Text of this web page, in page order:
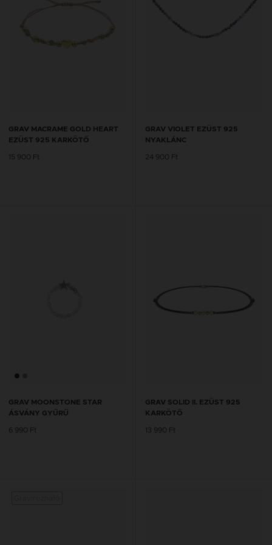
GRAV MACRAME GOLD HEART
EZÜST 925 KARKÖTŐ
15 900 Ft
GRAV VIOLET EZÜST 925
NYAKLÁNC
24 900 Ft
GRAV MOONSTONE STAR
ÁSVÁNY GYŰRŰ
6 990 Ft
GRAV SOLID II. EZÜST 925
KARKÖTŐ
13 990 Ft